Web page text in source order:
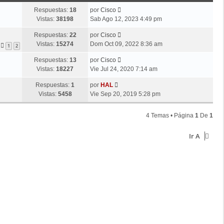
e
s
a
j
e
o
m
n
s
j
e
Respuestas: 18
Vistas: 38198
por Cisco
Sab Ago 12, 2023 4:49 pm
1 2
Respuestas: 22
Vistas: 15274
por Cisco
Dom Oct 09, 2022 8:36 am
Respuestas: 13
Vistas: 18227
por Cisco
Vie Jul 24, 2020 7:14 am
Respuestas: 1
Vistas: 5458
por HAL
Vie Sep 20, 2019 5:28 pm
4 Temas • Página 1 De 1
Ir A